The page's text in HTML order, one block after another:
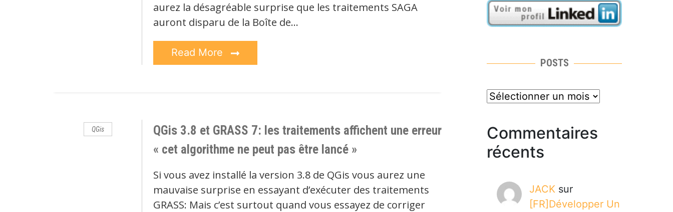
aurez la désagréable surprise que les traitements SAGA
auront disparu de la Boîte de…
Read More
QGis
QGis 3.8 et GRASS 7: les traitements affichent une erreur
« cet algorithme ne peut pas être lancé »
Si vous avez installé la version 3.8 de QGis vous aurez une
mauvaise surprise en essayant d’exécuter des traitements
GRASS: Mais c’est surtout quand vous essayez de corriger
POSTS
posts
Commentaires
récents
JACK sur
[FR]Développer Un